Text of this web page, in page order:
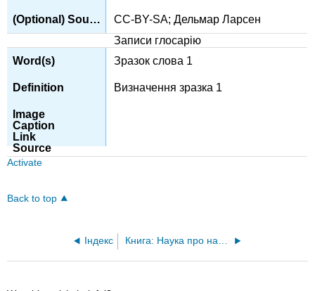
CC-BY-SA; Дельмар Ларсен
Записи глосарію
Зразок слова 1
Визначення зразка 1
Activate
Back to top
Індекс Книга: Наука про навколишнє середовище (Freedman)